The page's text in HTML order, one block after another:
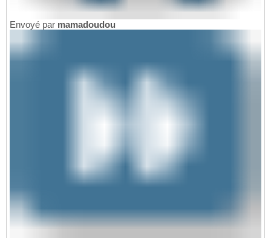
Envoyé par mamadoudou